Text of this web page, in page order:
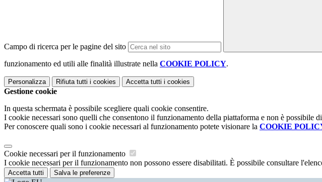
Campo di ricerca per le pagine del sito
funzionamento ed utili alle finalità illustrate nella COOKIE POLICY.
Personalizza Rifiuta tutti i cookies Accetta tutti i cookies
Gestione cookie
In questa schermata è possibile scegliere quali cookie consentire.
I cookie necessari sono quelli che consentono il funzionamento della piattaforma e non è possibile
Per conoscere quali sono i cookie necessari al funzionamento potete visionare la COOKIE
Cookie necessari per il funzionamento
I cookie necessari per il funzionamento non possono essere disabilitati. È possibile consultare
Accetta tutti Salva le preferenze